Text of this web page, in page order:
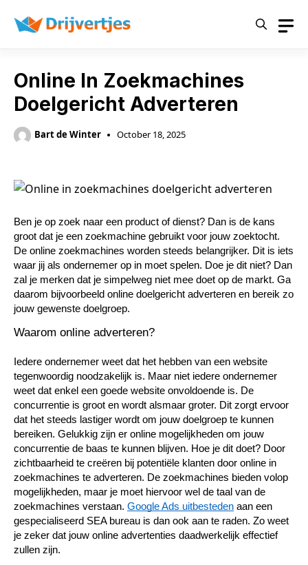
Online In Zoekmachines
Doelgericht Adverteren
Bart de Winter October 18, 2025
Ben je op zoek naar een product of dienst? Dan is de kans
groot dat je een zoekmachine gebruikt voor jouw zoektocht.
De online zoekmachines worden steeds belangrijker. Dit is iets
waar jij als ondernemer op in moet spelen. Doe je dit niet? Dan
zal je merken dat je simpelweg niet mee doet op de markt. Ga
daarom bijvoorbeeld online doelgericht adverteren en bereik zo
jouw gewenste doelgroep.
Waarom online adverteren?
Iedere ondernemer weet dat het hebben van een website
tegenwoordig noodzakelijk is. Maar niet iedere ondernemer
weet dat enkel een goede website onvoldoende is. De
concurrentie is groot en wordt alsmaar groter. Dit zorgt ervoor
dat het steeds lastiger wordt om jouw doelgroep te kunnen
bereiken. Gelukkig zijn er online mogelijkheden om jouw
concurrentie de baas te kunnen blijven. Hoe je dit doet? Door
zichtbaarheid te creëren bij potentiële klanten door online in
zoekmachines te adverteren. De zoekmachines bieden volop
mogelijkheden, maar je moet hiervoor wel de taal van de
zoekmachines verstaan. Google Ads uitbesteden aan een
gespecialiseerd SEA bureau is dan ook aan te raden. Zo weet
je zeker dat jouw online advertenties daadwerkelijk effectief
zullen zijn.